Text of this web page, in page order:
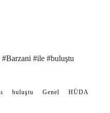
#ile #buluştu
buluştu Genel HÜDA